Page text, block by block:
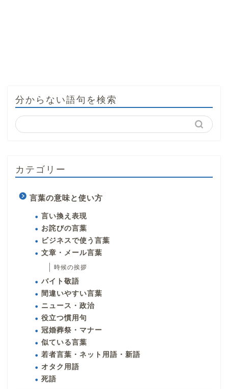
分からない語句を検索
カテゴリー
言葉の意味と使い方
言い換え表現
お詫びの言葉
ビジネスで使う言葉
文章・メール言葉
時候の挨拶
バイト敬語
間違いやすい言葉
ニュース・政治
役立つ慣用句
冠婚葬祭・マナー
似ている言葉
若者言葉・ネット用語・新語
オタク用語
死語